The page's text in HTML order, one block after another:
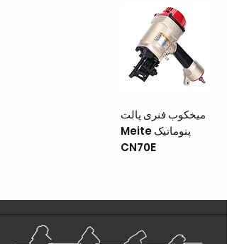
میخکوب فنری پالت
پنوماتیک Meite
CN70E